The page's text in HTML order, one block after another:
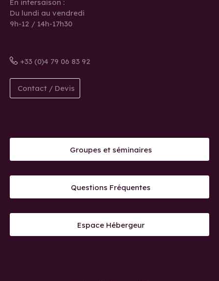
En intersaison :
Du lundi au vendredi
9h-12 / 14h-17h30
+33 (0)4 79 06 83 92
Contact / Devis
Groupes et séminaires
Questions Fréquentes
Espace Hébergeur